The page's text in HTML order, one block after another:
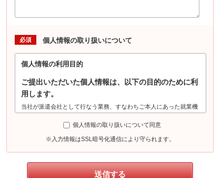
必須 個人情報の取り扱いについて
個人情報の利用目的
ご提出いただいた個人情報は、以下の目的のために利
用します。
当社が派遣会社として行なう業務、すなわちご本人にあった就業機
業時の労務管理、労働安全管理（労働安全衛生法に基づく健康診断
における機微情報の収集を含む）、勤務状況の証明、派遣先への就
業状況確認、その他、派遣業務管理、紹介業務管理等、及びこれら
に準ずる目的に利用します。また、派遣先による評価情報について
は人事労務管理、及びこれに準ずる目的に利用します。
個人情報の取り扱いについて同意
※入力情報はSSL暗号化通信により守られます。